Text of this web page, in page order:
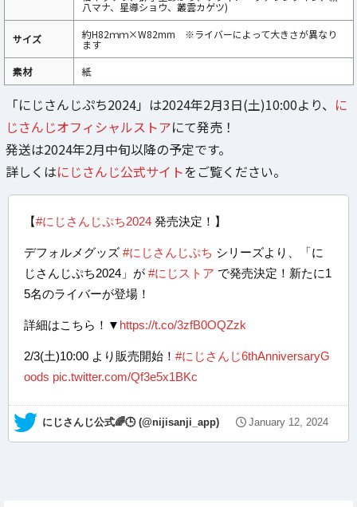
八マナ、星導ショウ、叢雲カゲツ)
サイズ 約H82ｍｍ×W82mm ※ライバーによって大きさが異なり
ます
素材
紙
「にじさんじぷち2024」は2024年2月3日(土)10:00より、 に
じさんじオフィシャルストアにて発売！
発送は2024年2月中旬以降の予定です。
詳しくはにじさんじ公式サイトをご覧ください。
【#にじさんじぷち2024 発売決定！】
デフォルメグッズ #にじさんじぷち シリーズより、「に
じさんじぷち2024」が #にじストア で発売決定！新たに1
5名のライバーが登場！
詳細はこちら！▼ https://t.co/3zfB0OQZzk
2/3(土)10:00 より販売開始！ #にじさんじ6thAnniversaryG
oods pic.twitter.com/Qf3e5x1BKc
— にじさんじ公式🌈🕒 (@nijisanji_app) January 12, 2024